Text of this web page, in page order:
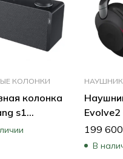
КОЛОНКИ
колонка
s1
(Черный)
MS
28599-
199 600
В